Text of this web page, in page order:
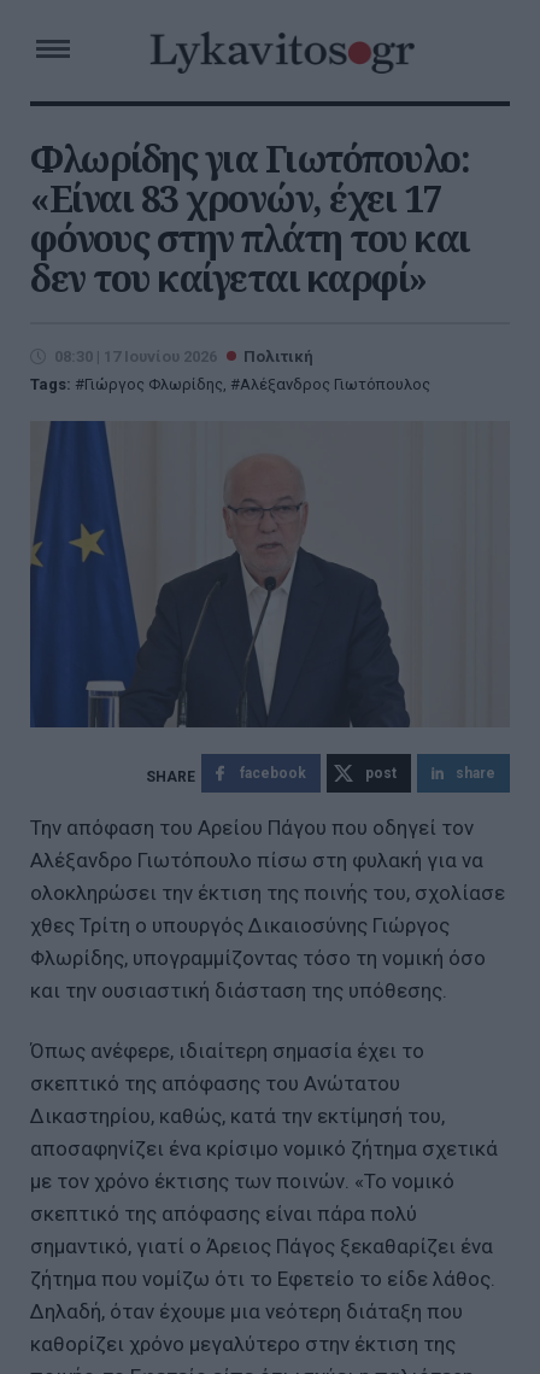
Φλωρίδης για Γιωτόπουλο:
«Είναι 83 χρονών, έχει 17
φόνους στην πλάτη του και
δεν του καίγεται καρφί»
08:30 | 17 Ιουνίου 2026
Πολιτική
Tags:
Γιώργος Φλωρίδης, Αλέξανδρος Γιωτόπουλος
facebook post share
Την απόφαση του Αρείου Πάγου που οδηγεί τον
Αλέξανδρο Γιωτόπουλο πίσω στη φυλακή για να
ολοκληρώσει την έκτιση της ποινής του, σχολίασε
χθες Τρίτη ο υπουργός Δικαιοσύνης Γιώργος
Φλωρίδης, υπογραμμίζοντας τόσο τη νομική όσο
και την ουσιαστική διάσταση της υπόθεσης.
Όπως ανέφερε, ιδιαίτερη σημασία έχει το
σκεπτικό της απόφασης του Ανώτατου
Δικαστηρίου, καθώς, κατά την εκτίμησή του,
αποσαφηνίζει ένα κρίσιμο νομικό ζήτημα σχετικά
με τον χρόνο έκτισης των ποινών. «Το νομικό
σκεπτικό της απόφασης είναι πάρα πολύ
σημαντικό, γιατί ο Άρειος Πάγος ξεκαθαρίζει ένα
ζήτημα που νομίζω ότι το Εφετείο το είδε λάθος.
Δηλαδή, όταν έχουμε μια νεότερη διάταξη που
καθορίζει χρόνο μεγαλύτερο στην έκτιση της